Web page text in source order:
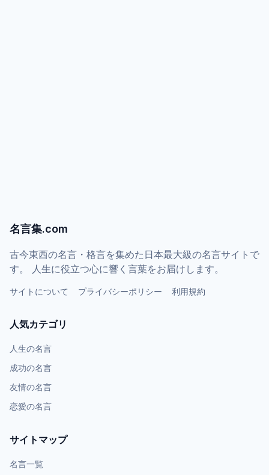
名言集.com
古今東西の名言・格言を集めた日本最大級の名言サイトで
す。 人生に役立つ心に響く言葉をお届けします。
サイトについて プライバシーポリシー 利用規約
人気カテゴリ
人生の名言
成功の名言
友情の名言
恋愛の名言
サイトマップ
名言一覧